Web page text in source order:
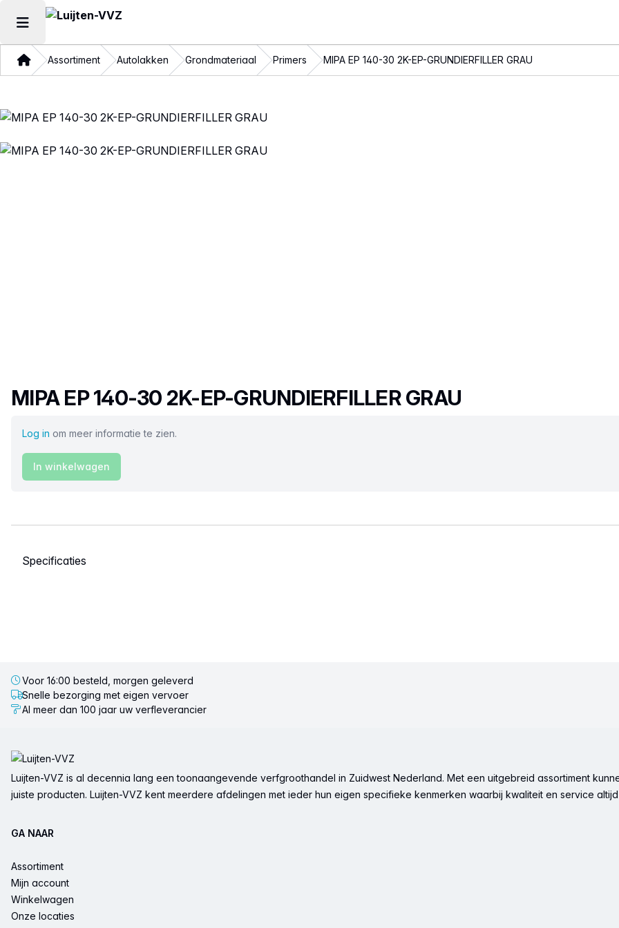
Hoofdmenu openen
ThuisAssortiment Autolakken Grondmateriaal Primers MIPA EP 140-30 2K-EP-GRUNDIERFILLER GRAU
Productnaam
MIPA EP 140-30 2K-EP-GRUNDIERFILLER GRAU
Log in om meer informatie te zien.
In winkelwagen
Selecteer een tabblad
Voor 16:00 besteld, morgen geleverd
Snelle bezorging met eigen vervoer
Al meer dan 100 jaar uw verfleverancier
Luijten-VVZ is al decennia lang een toonaangevende verfgroothandel in Zuidwest Nederland. Met een uitgebreid assortiment
juiste producten. Luijten-VVZ kent meerdere afdelingen met ieder hun eigen specifieke kenmerken waarbij kwaliteit en service
GA NAAR
Assortiment
Mijn account
Winkelwagen
Onze locaties